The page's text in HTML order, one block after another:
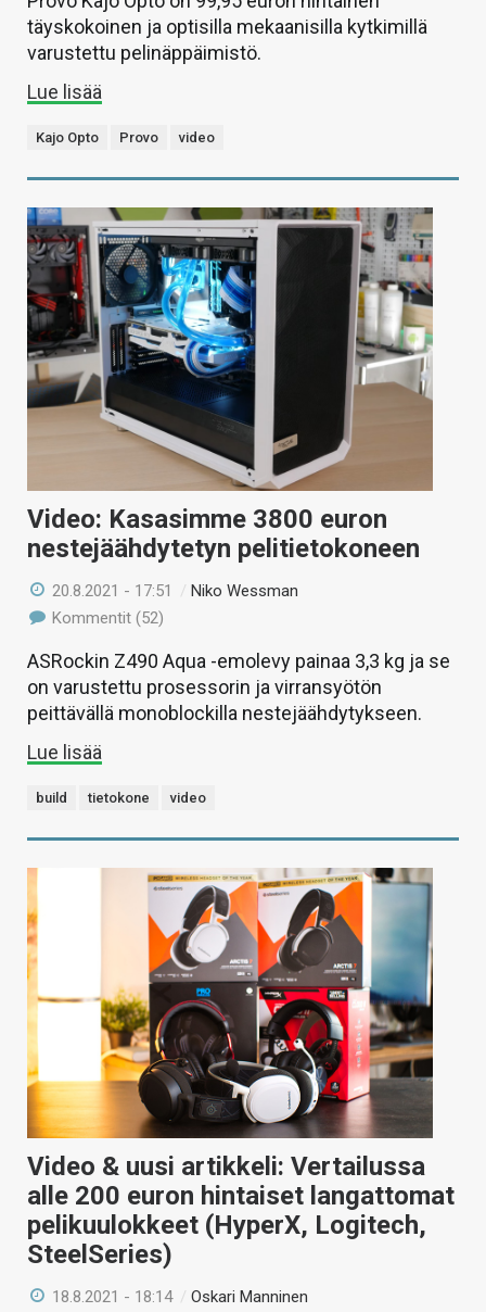
täyskokoinen ja optisilla mekaanisilla kytkimillä
varustettu pelinäppäimistö.
Lue lisää
Kajo Opto Provo video
Video: Kasasimme 3800 euron
nestejäähdytetyn pelitietokoneen
20.8.2021 - 17:51 /Niko Wessman
Kommentit (52)
ASRockin Z490 Aqua -emolevy painaa 3,3 kg ja se
on varustettu prosessorin ja virransyötön
peittävällä monoblockilla nestejäähdytykseen.
Lue lisää
build tietokone video
Video & uusi artikkeli: Vertailussa
alle 200 euron hintaiset langattomat
pelikuulokkeet (HyperX, Logitech,
SteelSeries)
18.8.2021 - 18:14 /Oskari Manninen